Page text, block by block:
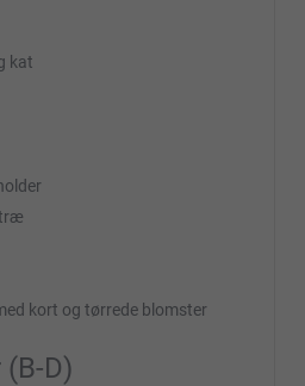
kat
kort og tørrede blomster
D)